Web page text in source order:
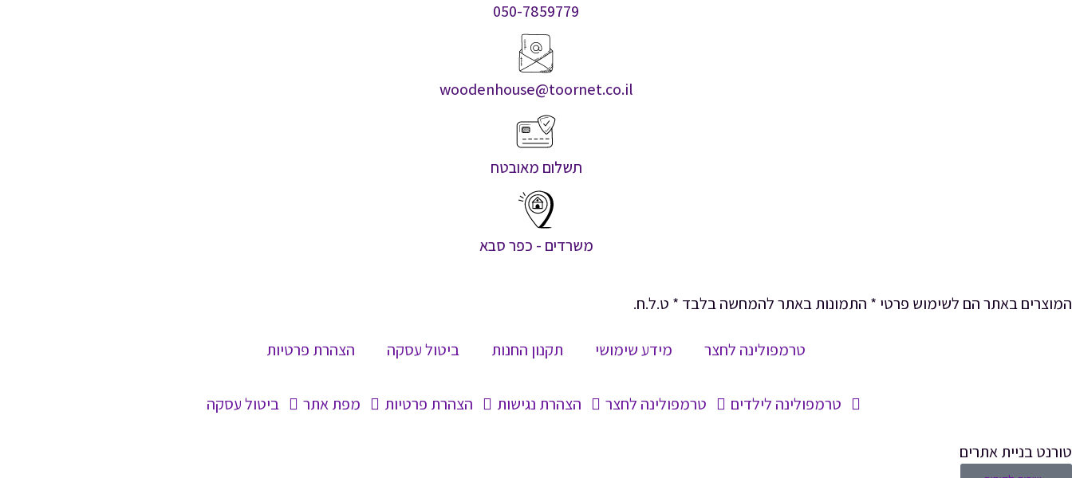
050-7859779
woodenhouse@toornet.co.il
תשלום מאובטח
משרדים - כפר סבא
המוצרים באתר הם לשימוש פרטי * התמונות באתר להמחשה בלבד * ט.ל.ח.
טרמפולינה לחצר מידע שימושי תקנון החנות ביטול עסקה הצהרת פרטיות
טרמפולינה לילדים טרמפולינה לחצר הצהרת נגישות הצהרת פרטיות מפת אתר ביטול עסקה
טורנט בניית אתרים